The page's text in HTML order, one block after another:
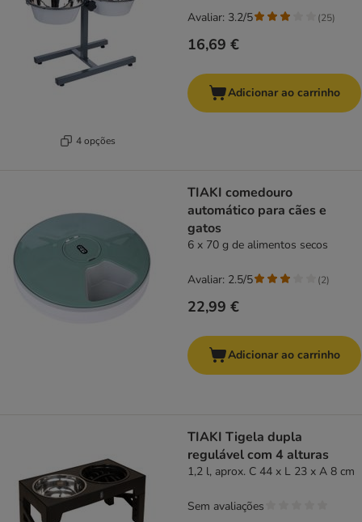
4 opções
16,69 €
Avaliar: 3.2/5 (25)
Adicionar ao carrinho
TIAKI comedouro
automático para cães e
gatos
6 x 70 g de alimentos secos
22,99 €
Avaliar: 2.5/5 (2)
Adicionar ao carrinho
TIAKI Tigela dupla
regulável com 4 alturas
1,2 l, aprox. C 44 x L 23 x A 8 cm
Sem avaliações